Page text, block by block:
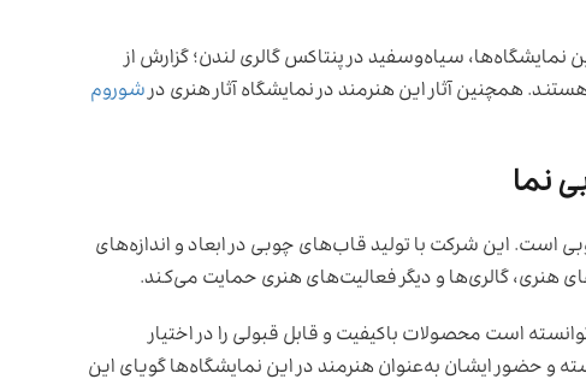
سیاه‌وسفید در پنتاکس گالری لندن؛ گزارش از
همچنین آثار این هنرمند در نمایشگاه آثار هنری درشوروم
نما
است. این شرکت با تولید قاب‌های چوبی در ابعاد و اندازه‌های
هنری، گالری‌ها و دیگر فعالیت‌های هنری حمایت می‌کند.
است محصولات باکیفیت و قابل قبولی را در اختیار
و حضور ایشان به‌عنوان هنرمند در این نمایشگاه‌ها گویای این